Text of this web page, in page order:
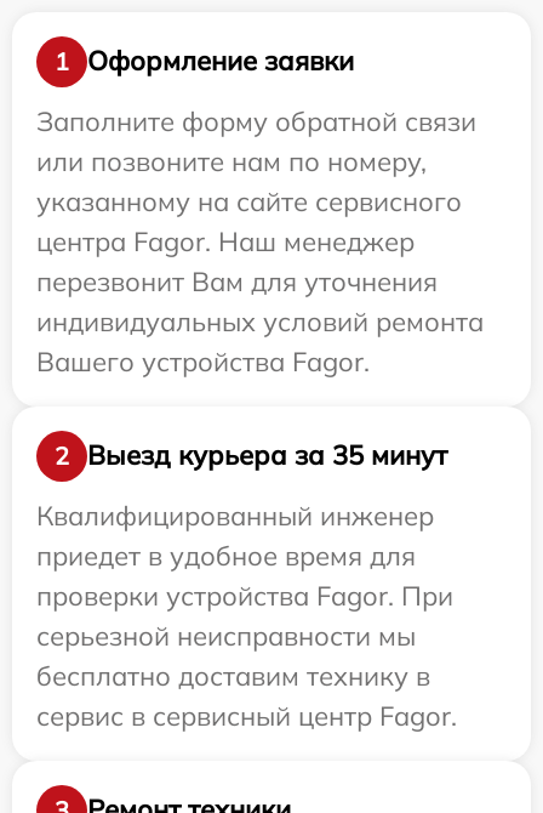
1
Оформление заявки
Заполните форму обратной связи
или позвоните нам по номеру,
указанному на сайте сервисного
центра Fagor. Наш менеджер
перезвонит Вам для уточнения
индивидуальных условий ремонта
Вашего устройства Fagor.
2
Выезд курьера за 35 минут
Квалифицированный инженер
приедет в удобное время для
проверки устройства Fagor. При
серьезной неисправности мы
бесплатно доставим технику в
сервис в сервисный центр Fagor.